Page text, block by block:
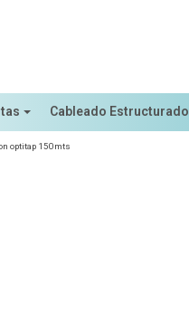
Cableado Estructurado
optitap 150mts